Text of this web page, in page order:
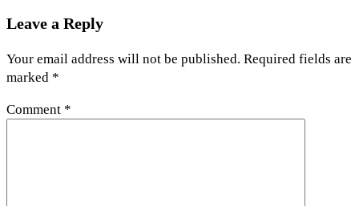
Leave a Reply
Your email address will not be published. Required fields are
marked *
Comment *